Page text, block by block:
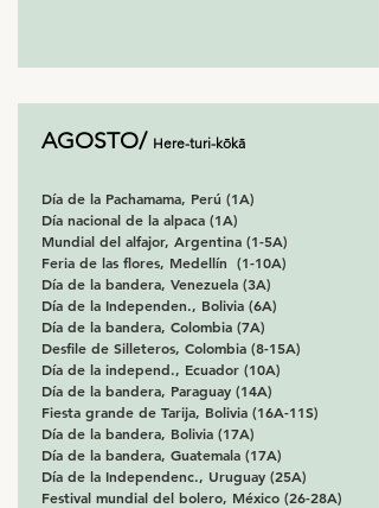
AGOSTO/ Here-turi-kōkā
Día de la Pachamama, Perú (1A)
Día nacional de la alpaca (1A)
Mundial del alfajor, Argentina (1-5A)
Feria de las flores, Medellín (1-10A)
Día de la bandera, Venezuela (3A)
Día de la Independen., Bolivia (6A)
Día de la bandera, Colombia (7A)
Desfile de Silleteros, Colombia (8-15A)
Día de la independ., Ecuador (10A)
Día de la bandera, Paraguay (14A)
Fiesta grande de Tarija, Bolivia (16A-11S)
Día de la bandera, Bolivia (17A)
Día de la bandera, Guatemala (17A)
Día de la Independenc., Uruguay (25A)
Festival mundial del bolero, México (26-28A)